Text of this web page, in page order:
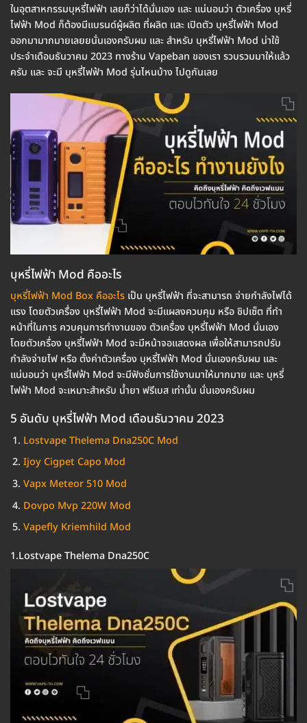
ในอุตสาหกรรมบุหรี่ไฟฟ้า เลยก็ว่าได้นั่นเอง และ แน่นอนว่า ตัวเครื่อง บุหรี่
ไฟฟ้า Mod ก็ต้องมีแบรนด์ผู้ผลิต ที่ผลิต และ เปิดตัว บุหรี่ไฟฟ้า Mod
ออกมามากมายเลยยนั่นเองครับผม และ สำหรับ บุหรี่ไฟฟ้า Mod น่าใช้
ประจำเดือนธันวาคม 2023 ทางร้าน Vapeban ของเรา รวบรวมมาให้แล้ว
ครับ และ จะมี บุหรี่ไฟฟ้า Mod รุ่นไหนบ้าง ไปดูกันเลย
บุหรี่ไฟฟ้า Mod คืออะไร
บุหรี่ไฟฟ้า Mod Box คืออะไร เป็น บุหรี่ไฟฟ้า ที่จะสามารถ จ่ายกำลังไฟได้
แรง โดยตัวเครื่อง บุหรี่ไฟฟ้า Mod จะมีแผลงควบคุม หรือ ชิปเซ็ต ที่ทำ
หน้าที่ในการ ควบคุมการทำงานของ ตัวเครื่อง บุหรี่ไฟฟ้า Mod นั่นเอง
โดยตัวเครื่อง บุหรี่ไฟฟ้า Mod จะมีหน้าจอแสดงผล เพื่อให้สามารถปรับ
กำลังจ่ายไฟ หรือ ตั้งค่าตัวเครื่อง บุหรี่ไฟฟ้า Mod นั่นเองครับผม และ
แน่นอนว่า บุหรี่ไฟฟ้า Mod จะมีฟังชั่นการใช้งานมาให้มากมาย และ บุหรี่
ไฟฟ้า Mod จะเหมาะสำหรับ น้ำยา ฟรีเบส เท่านั้น นั่นเองครับผม
5 อันดับ บุหรี่ไฟฟ้า Mod เดือนธันวาคม 2023
Lostvape Thelema Dna250C Mod
Ijoy Cigpet Capo Mod
Vapx Meteor 510 Mod
Dovpo Mvp 220W Mod
Vapefly Kriemhild Mod
1.Lostvape Thelema Dna250C